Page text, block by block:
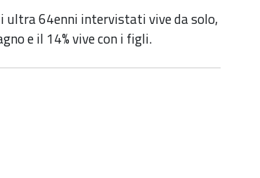
ultra 64enni intervistati vive da solo,
e il 14% vive con i figli.